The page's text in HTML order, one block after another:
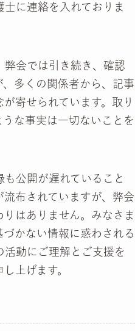
に連絡を入れておりま
弊会では引き続き、確認
、多くの関係者から、記事
寄せられています。取り
な事実は一切ないことを
公開が遅れていること
布されていますが、弊会
はありません。みなさま
かない情報に惑わされる
活動にご理解とご支援を
上げます。